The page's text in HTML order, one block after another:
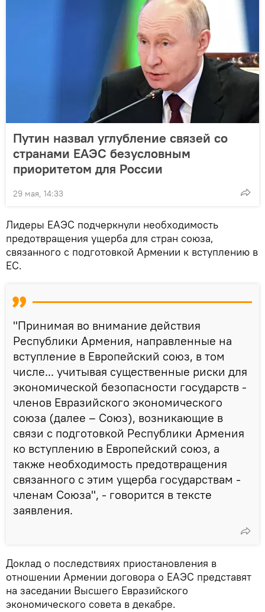
Путин назвал углубление связей со
странами ЕАЭС безусловным
приоритетом для России
29 мая, 14:33
Лидеры ЕАЭС подчеркнули необходимость
предотвращения ущерба для стран союза,
связанного с подготовкой Армении к вступлению в
ЕС.
"Принимая во внимание действия
Республики Армения, направленные на
вступление в Европейский союз, в том
числе... учитывая существенные риски для
экономической безопасности государств -
членов Евразийского экономического
союза (далее – Союз), возникающие в
связи с подготовкой Республики Армения
ко вступлению в Европейский союз, а
также необходимость предотвращения
связанного с этим ущерба государствам -
членам Союза", - говорится в тексте
заявления.
Доклад о последствиях приостановления в
отношении Армении договора о ЕАЭС представят
на заседании Высшего Евразийского
экономического совета в декабре.